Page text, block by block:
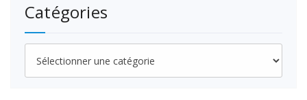
Catégories